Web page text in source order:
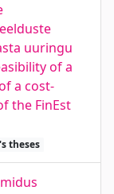
uuringu
of a
a cost-
the FinEst
theses